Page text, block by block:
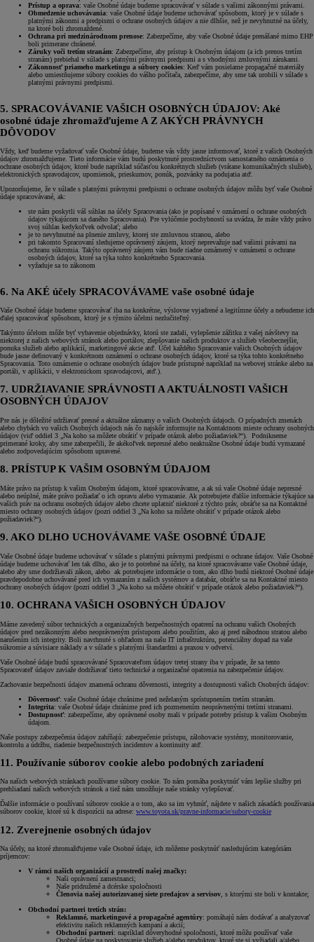
Prístup a oprava: vaše Osobné údaje budeme spracovávať v súlade s vašimi zákonnými právami.
Obmedzenie uchovávania: vaše Osobné údaje budeme uchovávať spôsobom, ktorý je v súlade s
platnými zákonmi a predpismi o ochrane osobných údajov a nie dlhšie, než je nevyhnutné na účely,
na ktoré boli zhromaždené.
Ochrana pri medzinárodnom prenose: Zabezpečíme, aby vaše Osobné údaje prenášané mimo EHP
boli primerane chránené.
Záruky voči tretím stranám: Zabezpečíme, aby prístup k Osobným údajom (a ich prenos tretím
stranám) prebiehal v súlade s platnými právnymi predpismi a s vhodnými zmluvnými zárukami.
Zákonnosť priameho marketingu a súbory cookies: Keď vám posielame propagačné materiály
alebo umiestňujeme súbory cookies do vášho počítača, zabezpečíme, aby sme tak urobili v súlade s
platnými právnymi predpismi.
5. SPRACOVÁVANIE VAŠICH OSOBNÝCH ÚDAJOV: Aké
osobné údaje zhromažďujeme A Z AKÝCH PRÁVNYCH
DÔVODOV
Vždy, keď budeme vyžadovať vaše Osobné údaje, budeme vás vždy jasne informovať, ktoré z vašich Osobných
údajov zhromažďujeme. Tieto informácie vám budú poskytnuté prostredníctvom samostatného oznámenia o
ochrane osobných údajov, ktoré bude napríklad súčasťou konkrétnych služieb (vrátane komunikačných služieb),
elektronických spravodajcov, upomienok, prieskumov, ponúk, pozvánky na podujatia atď.
Upozorňujeme, že v súlade s platnými právnymi predpismi o ochrane osobných údajov môžu byť vaše Osobné
údaje spracovávané, ak:
ste nám poskytli váš súhlas na účely Spracovania (ako je popísané v oznámení o ochrane osobných
údajov týkajúcom sa daného Spracovania). Pre vylúčenie pochybností sa uvádza, že máte vždy právo
svoj súhlas kedykoľvek odvolať; alebo
je to nevyhnutné na plnenie zmluvy, ktorej ste zmluvnou stranou, alebo
pri takomto Spracovaní sledujeme oprávnený záujem, ktorý neprevažuje nad vašimi právami na
ochranu súkromia. Takýto oprávnený záujem vám bude riadne oznámený v oznámení o ochrane
osobných údajov, ktoré sa týka tohto konkrétneho Spracovania.
vyžaduje sa to zákonom
6. Na AKÉ účely SPRACOVÁVAME vaše osobné údaje
Vaše Osobné údaje budeme spracovávať iba na konkrétne, výslovne vyjadrené a legitímne účely a nebudeme ich
ďalej spracovávať spôsobom, ktorý je s týmito účelmi nezlučiteľný.
Takýmto účelom môže byť vybavenie objednávky, ktorú ste zadali, vylepšenie zážitku z vašej návštevy na
niektorej z našich webových stránok alebo portálov, zlepšovanie našich produktov a služieb všeobecnejšie,
ponuka služieb alebo aplikácií, marketingové akcie atď. Účel každého Spracovanie vašich Osobných údajov
bude jasne definovaný v konkrétnom oznámení o ochrane osobných údajov, ktoré sa týka tohto konkrétneho
Spracovania. Toto oznámenie o ochrane osobných údajov bude prístupné napríklad na webovej stránke alebo na
portáli, v aplikácii, v elektronickom spravodajcovi, atď.).
7. UDRŽIAVANIE SPRÁVNOSTI A AKTUÁLNOSTI VAŠICH
OSOBNÝCH ÚDAJOV
Pre nás je dôležité udržiavať presné a aktuálne záznamy o vašich Osobných údajoch. O prípadných zmenách
alebo chybách vo vašich Osobných údajoch nás čo najskôr informujte na Kontaktnom mieste ochrany osobných
údajov (viď oddiel 3 „Na koho sa môžete obrátiť v prípade otázok alebo požiadaviek?“). Podnikneme
primerané kroky, aby sme zabezpečili, že akékoľvek nepresné alebo neaktuálne Osobné údaje budú vymazané
alebo zodpovedajúcim spôsobom upravené.
8. PRÍSTUP K VAŠIM OSOBNÝM ÚDAJOM
Máte právo na prístup k vašim Osobným údajom, ktoré spracovávame, a ak sú vaše Osobné údaje nepresné
alebo neúplné, máte právo požiadať o ich opravu alebo vymazanie. Ak potrebujete ďalšie informácie týkajúce sa
vašich práv na ochranu osobných údajov alebo chcete uplatniť niektoré z týchto práv, obráťte sa na Kontaktné
miesto ochrany osobných údajov (pozri oddiel 3 „Na koho sa môžete obrátiť v prípade otázok alebo
požiadaviek?“).
9. AKO DLHO UCHOVÁVAME VAŠE OSOBNÉ ÚDAJE
Vaše Osobné údaje budeme uchovávať v súlade s platnými právnymi predpismi o ochrane údajov. Vaše Osobné
údaje budeme uchovávať len tak dlho, ako je to potrebné na účely, na ktoré spracovávame vaše Osobné údaje,
alebo aby sme dodržiavali zákon, alebo ak potrebujete informácie o tom, ako dlho budú niektoré Osobné údaje
pravdepodobne uchovávané pred ich vymazaním z našich systémov a databáz, obráťte sa na Kontaktné miesto
ochrany osobných údajov (pozri oddiel 3 „Na koho sa môžete obrátiť v prípade otázok alebo požiadaviek?“).
10. OCHRANA VAŠICH OSOBNÝCH ÚDAJOV
Máme zavedený súbor technických a organizačných bezpečnostných opatrení na ochranu vašich Osobných
údajov pred nezákonným alebo neoprávneným prístupom alebo použitím, ako aj pred náhodnou stratou alebo
narušením ich integrity. Boli navrhnuté s ohľadom na našu IT infraštruktúru, potenciálny dopad na vaše
súkromie a súvisiace náklady a v súlade s platnými štandardmi a praxou v odvetví.
Vaše Osobné údaje budú spracovávané Spracovateľom údajov tretej strany iba v prípade, že sa tento
Spracovateľ údajov zaviaže dodržiavať tieto technické a organizačné opatrenia na zabezpečenie údajov.
Zachovanie bezpečnosti údajov znamená ochranu dôvernosti, integrity a dostupnosti vašich Osobných údajov:
Dôvernosť: vaše Osobné údaje chránime pred neželaným sprístupnením tretím stranám.
Integrita: vaše Osobné údaje chránime pred ich pozmenením neoprávnenými tretími stranami.
Dostupnosť: zabezpečíme, aby oprávnené osoby mali v prípade potreby prístup k vašim Osobným
údajom.
Naše postupy zabezpečenia údajov zahŕňajú: zabezpečenie prístupu, zálohovacie systémy, monitorovanie,
kontrolu a údržbu, riadenie bezpečnostných incidentov a kontinuity atď.
11. Používanie súborov cookie alebo podobných zariadení
Na našich webových stránkach používame súbory cookie. To nám pomáha poskytnúť vám lepšie služby pri
prehliadaní našich webových stránok a tiež nám umožňuje naše stránky vylepšovať.
Ďalšie informácie o používaní súborov cookie a o tom, ako sa im vyhnúť, nájdete v našich zásadách používania
súborov cookie, ktoré sú k dispozícii na adrese: www.toyota.sk/pravne-informacie/subory-cookie
12. Zverejnenie osobných údajov
Na účely, na ktoré zhromažďujeme vaše Osobné údaje, ich môžeme poskytnúť nasledujúcim kategóriám
príjemcov:
V rámci našich organizácií a prostredí našej značky:
Naši oprávnení zamestnanci;
Naše pridružené a dcérske spoločnosti
Členovia našej autorizovanej siete predajcov a servisov, s ktorými ste boli v kontakte;
Obchodní partneri tretích strán:
Reklamné, marketingové a propagačné agentúry: pomáhajú nám dodávať a analyzovať
efektivitu našich reklamných kampaní a akcií;
Obchodní partneri: napríklad dôveryhodné spoločnosti, ktoré môžu používať vaše
Osobné údaje na poskytovanie služieb a/alebo produktov, ktoré ste si vyžiadali a/alebo